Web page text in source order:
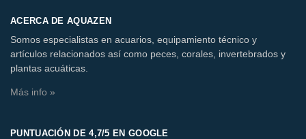
ACERCA DE AQUAZEN
Somos especialistas en acuarios, equipamiento técnico y
artículos relacionados así como peces, corales, invertebrados y
plantas acuáticas.
Más info »
PUNTUACIÓN DE 4,7/5 EN GOOGLE